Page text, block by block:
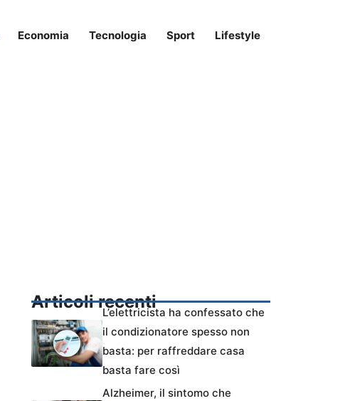
Economia Tecnologia Sport Lifestyle
Articoli recenti
L’elettricista ha confessato che
il condizionatore spesso non
basta: per raffreddare casa
basta fare così
Alzheimer, il sintomo che